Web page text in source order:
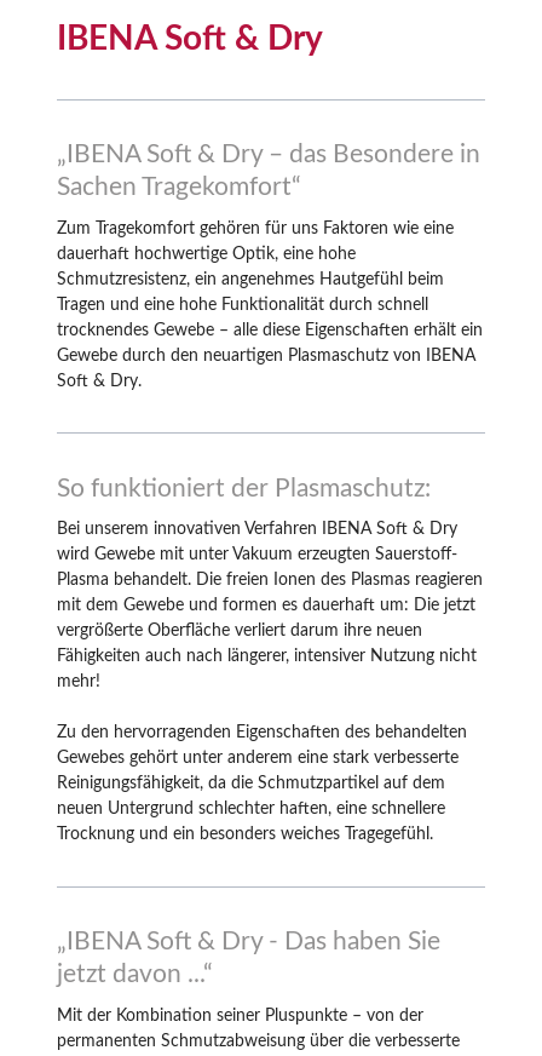
IBENA Soft & Dry
„IBENA Soft & Dry – das Besondere in
Sachen Tragekomfort“
Zum Tragekomfort gehören für uns Faktoren wie eine
dauerhaft hochwertige Optik, eine hohe
Schmutzresistenz, ein angenehmes Hautgefühl beim
Tragen und eine hohe Funktionalität durch schnell
trocknendes Gewebe – alle diese Eigenschaften erhält ein
Gewebe durch den neuartigen Plasmaschutz von IBENA
Soft & Dry.
So funktioniert der Plasmaschutz:
Bei unserem innovativen Verfahren IBENA Soft & Dry
wird Gewebe mit unter Vakuum erzeugten Sauerstoff-
Plasma behandelt. Die freien Ionen des Plasmas reagieren
mit dem Gewebe und formen es dauerhaft um: Die jetzt
vergrößerte Oberfläche verliert darum ihre neuen
Fähigkeiten auch nach längerer, intensiver Nutzung nicht
mehr!
Zu den hervorragenden Eigenschaften des behandelten
Gewebes gehört unter anderem eine stark verbesserte
Reinigungsfähigkeit, da die Schmutzpartikel auf dem
neuen Untergrund schlechter haften, eine schnellere
Trocknung und ein besonders weiches Tragegefühl.
„IBENA Soft & Dry - Das haben Sie
jetzt davon ...“
Mit der Kombination seiner Pluspunkte – von der
permanenten Schmutzabweisung über die verbesserte